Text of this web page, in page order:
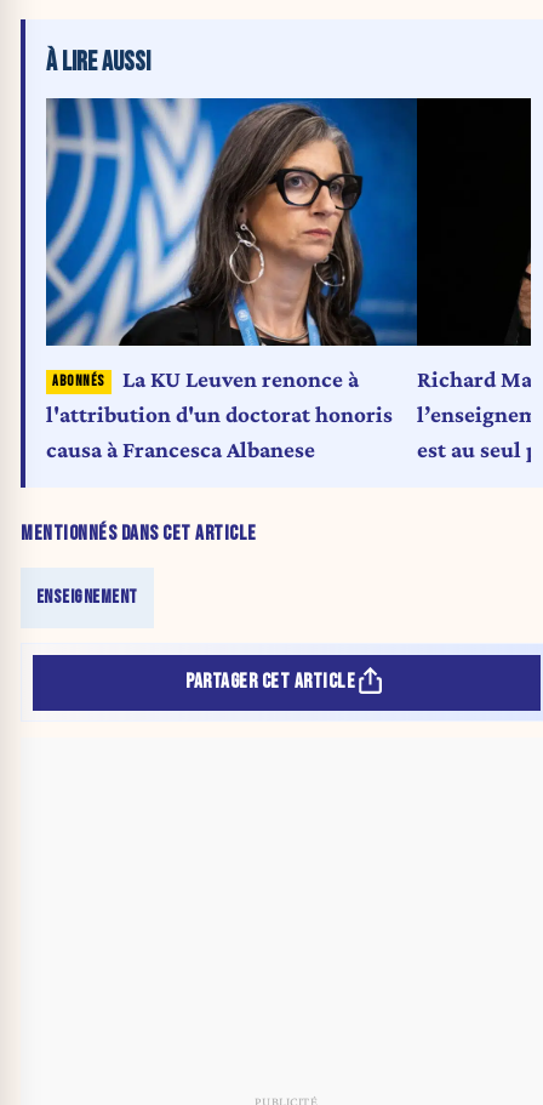
MENTIONNÉS DANS CET ARTICLE
ENSEIGNEMENT
À LIRE AUSSI
La KU Leuven renonce à
l'attribution d'un doctorat honoris
causa à Francesca Albanese
Richard
est au seul
PARTAGER CET ARTICLE